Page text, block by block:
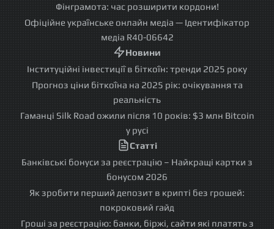
Фінграмота: час розширити кордони!
Офіційне українське онлайн медіа — Ідентифікатор
медіа R40-06642
Новини
Інституційні інвестиції в біткоїн: тренди 2025 року
Прогноз ціни біткоїна на 2025 рік: очікування та
реальність
Гаманці Silk Road ожили після 10 років: $3 млн Bitcoin
у русі
Статті
Банківські бонуси за реєстрацію – Найкращі картки з
бонусом 2026
Як зробити перший депозит в крипті без грошей:
покроковий гайд
Гроші за реєстрацію: банки, біржі, сайти які платять з